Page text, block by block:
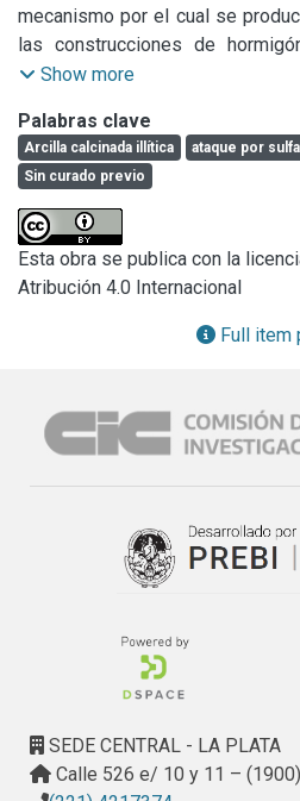
mecanismo por el cual se
las construcciones de
sucede, son obras masivas
entrando en contacto con
desde el momento que la
embargo, los métodos de
evaluar un cemento con
sulfatos, exige un periodo de
antes de ser expuestas a la
trabajo se evaluó la capacidad
filler calcáreo y arcillas
de Na2SO4. Como
expuestos en sulfatos, los
de los compuestos como así
mapas los cuales son útiles
profundidades la convivencia
hidratación. Los resultados
de arcilla calcinada illítica a un
de C3A puede controlar el
Show more
Palabras clave
Arcilla calcinada illítica
ataque por
Sin curado previo
Esta obra se publica con la
Atribución 4.0 Internacional
Full item
SEDE CENTRAL - LA PLATA
Calle 526 e/ 10 y 11 – (1900)